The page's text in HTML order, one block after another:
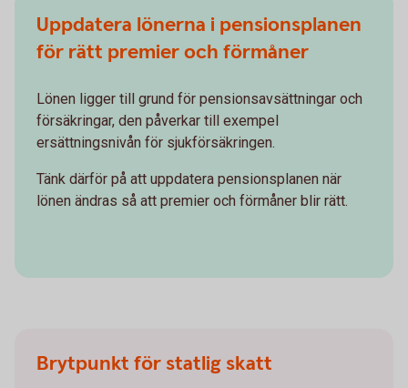
Uppdatera lönerna i pensionsplanen
för rätt premier och förmåner
Lönen ligger till grund för pensionsavsättningar och
försäkringar, den påverkar till exempel
ersättningsnivån för sjukförsäkringen.
Tänk därför på att uppdatera pensionsplanen när
lönen ändras så att premier och förmåner blir rätt.
Brytpunkt för statlig skatt